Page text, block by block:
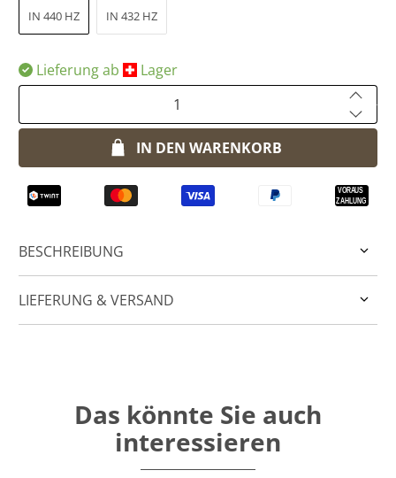
IN 440 HZ IN 432 HZ
Lieferung ab
​Lager
IN DEN WARENKORB
BESCHREIBUNG
LIEFERUNG & VERSAND
Das könnte Sie auch
interessieren